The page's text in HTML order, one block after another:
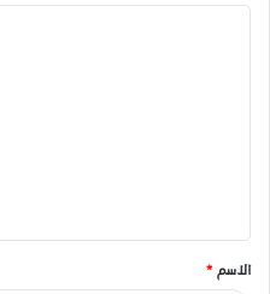
ق
*
الاسم *